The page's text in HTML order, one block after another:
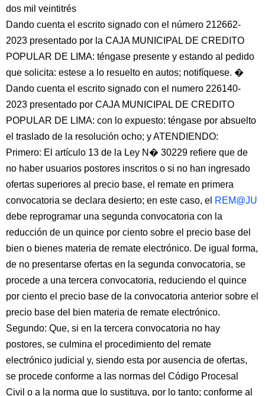
dos mil veintitrés
Dando cuenta el escrito signado con el número 212662-
2023 presentado por la CAJA MUNICIPAL DE CREDITO
POPULAR DE LIMA: téngase presente y estando al pedido
que solicita: estese a lo resuelto en autos; notifíquese. �
Dando cuenta el escrito signado con el numero 226140-
2023 presentado por CAJA MUNICIPAL DE CREDITO
POPULAR DE LIMA: con lo expuesto: téngase por absuelto
el traslado de la resolución ocho; y ATENDIENDO:
Primero: El artículo 13 de la Ley N� 30229 refiere que de
no haber usuarios postores inscritos o si no han ingresado
ofertas superiores al precio base, el remate en primera
convocatoria se declara desierto; en este caso, el REM@JU
debe reprogramar una segunda convocatoria con la
reducción de un quince por ciento sobre el precio base del
bien o bienes materia de remate electrónico. De igual forma,
de no presentarse ofertas en la segunda convocatoria, se
procede a una tercera convocatoria, reduciendo el quince
por ciento el precio base de la convocatoria anterior sobre el
precio base del bien materia de remate electrónico.
Segundo: Que, si en la tercera convocatoria no hay
postores, se culmina el procedimiento del remate
electrónico judicial y, siendo esta por ausencia de ofertas,
se procede conforme a las normas del Código Procesal
Civil o a la norma que lo sustituya, por lo tanto; conforme al